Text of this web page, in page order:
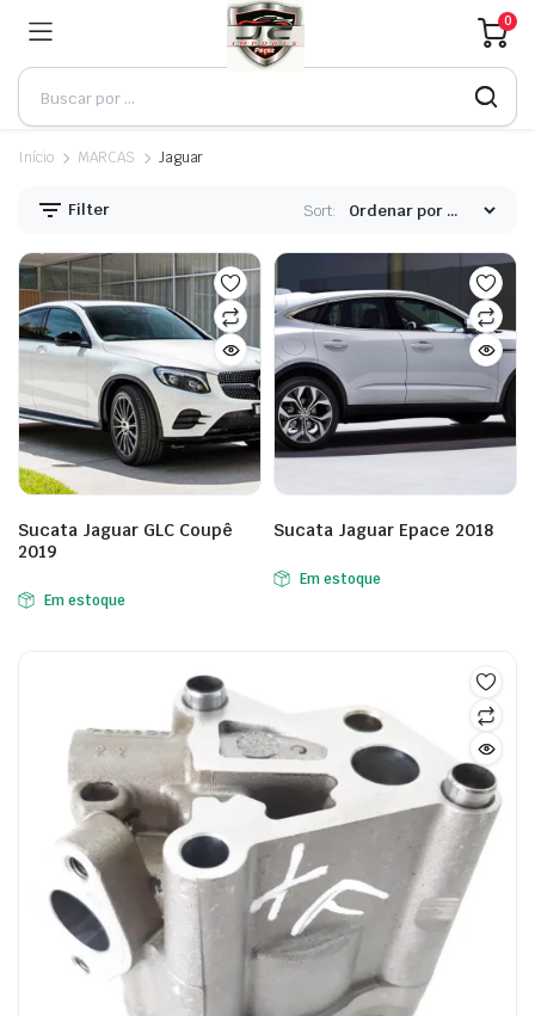
0
Início MARCAS Jaguar
Filter Sort:
Sucata Jaguar GLC Coupê
2019
Em estoque
Sucata Jaguar Epace 2018
Em estoque